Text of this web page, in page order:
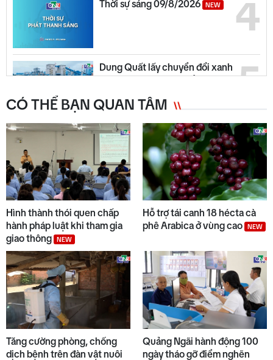
4
Thời sự sáng 09/8/2026 NEW
5
Dung Quất lấy chuyển đổi xanh
làm trọng tâm phát triển
6
Kinh nghiệm chống hạn cứu
vườn cây ăn quả ở phía Đông
tỉnh Quảng Ngãi
7
Quảng Ngãi ngày mới 09/8 NEW
8
Thế giới tối 08/8
9
Đại biểu Đinh Thị Hồng Minh
góp ý dự án Luật Dầu khí (sửa
đổi)
CÓ THỂ BẠN QUAN TÂM
Hình thành thói quen chấp
hành pháp luật khi tham gia
giao thông
NEW
Hỗ trợ tái canh 18 hécta cà
phê Arabica ở vùng cao
NEW
Tăng cường phòng, chống
dịch bệnh trên đàn vật nuôi
Quảng Ngãi hành động 100
ngày tháo gỡ điểm nghẽn